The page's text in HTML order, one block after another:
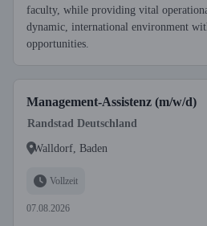
faculty, while providing vital
dynamic, international environment
opportunities.
Management-Assistenz (m/w/d)
Randstad Deutschland
Walldorf, Baden
Vollzeit
07.08.2026